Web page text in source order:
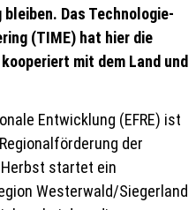
Das Technologie-
(TIME) hat hier die
mit dem Land und
Entwicklung (EFRE) ist
der
Herbst startet ein
Westerwald/Siegerland